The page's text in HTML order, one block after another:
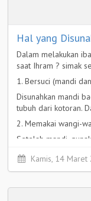
Hal yang
Dalam melakukan
saat Ihram ? simak
1. Bersuci (mandi
Disunahkan mandi
tubuh dari kotoran.
2. Memakai wangi-
Setelah mandi,
Selengkapnya >
Kamis, 14 Maret